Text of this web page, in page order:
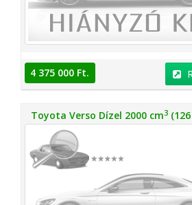
4 375 000 Ft.
Toyota Verso Dízel 2000 cm3